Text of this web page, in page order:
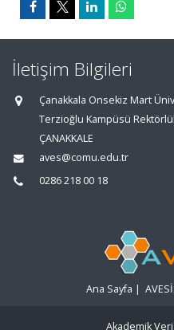
İletişim Bilgileri
Çanakkala Onsekiz Mart
Terzioğlu Kampüsü
ÇANAKKALE
aves@comu.edu.tr
0286 218 00 18
Ana Sayfa |
Akademik